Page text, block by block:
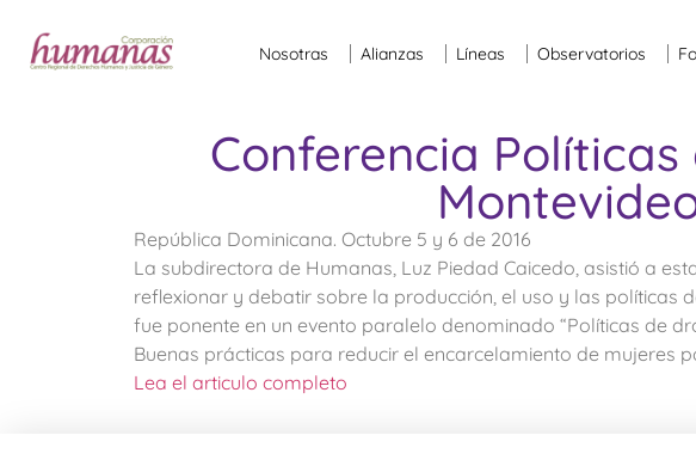
Nosotras Alianzas Líneas Observatorios
Conferencia
República Dominicana. Octubre 5 y 6 de 2016
La subdirectora de Humanas, Luz Piedad Caicedo, asistió a
reflexionar y debatir sobre la producción, el uso y las políticas
fue ponente en un evento paralelo denominado “Políticas de
Buenas prácticas para reducir el encarcelamiento de mujeres
Lea el articulo completo